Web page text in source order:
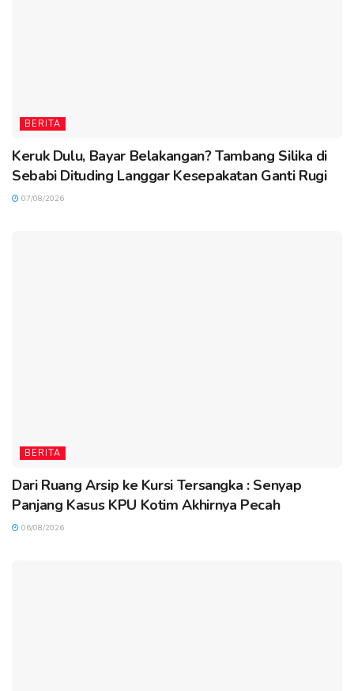
BERITA
Keruk Dulu, Bayar Belakangan? Tambang Silika di
Sebabi Dituding Langgar Kesepakatan Ganti Rugi
07/08/2026
BERITA
Dari Ruang Arsip ke Kursi Tersangka : Senyap
Panjang Kasus KPU Kotim Akhirnya Pecah
06/08/2026